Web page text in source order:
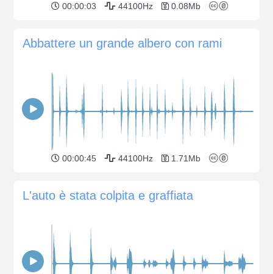
00:00:03 44100Hz 0.08Mb
Abbattere un grande albero con rami
00:00:45 44100Hz 1.71Mb
L'auto è stata colpita e graffiata